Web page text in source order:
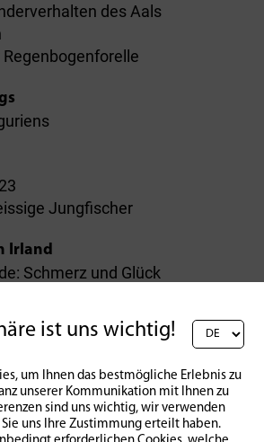
des Aals
Jungfischer
Irland
Schmerz und Glück
ist uns wichtig!
um Ihnen das bestmögliche Erlebnis zu
unserer Kommunikation mit Ihnen zu
sind uns wichtig, wir verwenden
uns Ihre Zustimmung erteilt haben.